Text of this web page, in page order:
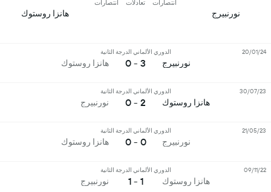
نورنبيرج
انتصارات تعادلات انتصارات
هانزا روستوك
نورنبيرج
الدوري الألماني الدرجة الثانية
3 - 0 هانزا روستوك
20/01/24
هانزا روستوك
الدوري الألماني الدرجة الثانية
2 - 0 نورنبيرج
30/07/23
نورنبيرج
الدوري الألماني الدرجة الثانية
0 - 0 هانزا روستوك
21/05/23
هانزا روستوك
الدوري الألماني الدرجة الثانية
1 - 1 نورنبيرج
09/11/22